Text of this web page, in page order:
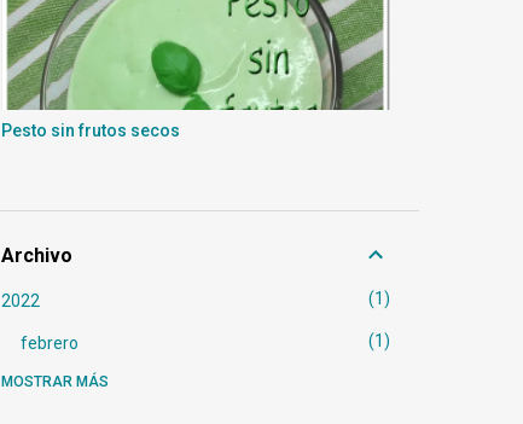
Pesto sin frutos secos
Archivo
2022 1
febrero 1
2021
MOSTRAR MÁS